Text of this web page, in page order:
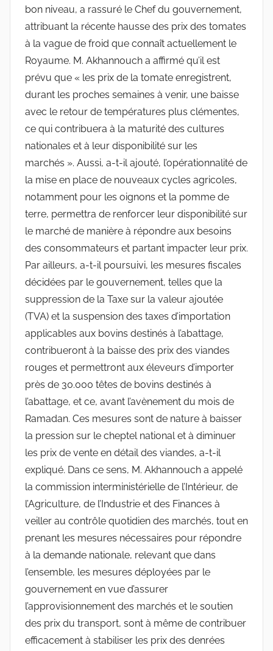
bon niveau, a rassuré le Chef du gouvernement,
attribuant la récente hausse des prix des tomates
à la vague de froid que connaît actuellement le
Royaume. M. Akhannouch a affirmé qu’il est
prévu que « les prix de la tomate enregistrent,
durant les proches semaines à venir, une baisse
avec le retour de températures plus clémentes,
ce qui contribuera à la maturité des cultures
nationales et à leur disponibilité sur les
marchés ». Aussi, a-t-il ajouté, l’opérationnalité de
la mise en place de nouveaux cycles agricoles,
notamment pour les oignons et la pomme de
terre, permettra de renforcer leur disponibilité sur
le marché de manière à répondre aux besoins
des consommateurs et partant impacter leur prix.
Par ailleurs, a-t-il poursuivi, les mesures fiscales
décidées par le gouvernement, telles que la
suppression de la Taxe sur la valeur ajoutée
(TVA) et la suspension des taxes d’importation
applicables aux bovins destinés à l’abattage,
contribueront à la baisse des prix des viandes
rouges et permettront aux éleveurs d’importer
près de 30.000 têtes de bovins destinés à
l’abattage, et ce, avant l’avènement du mois de
Ramadan. Ces mesures sont de nature à baisser
la pression sur le cheptel national et à diminuer
les prix de vente en détail des viandes, a-t-il
expliqué. Dans ce sens, M. Akhannouch a appelé
la commission interministérielle de l’Intérieur, de
l’Agriculture, de l’Industrie et des Finances à
veiller au contrôle quotidien des marchés, tout en
prenant les mesures nécessaires pour répondre
à la demande nationale, relevant que dans
l’ensemble, les mesures déployées par le
gouvernement en vue d’assurer
l’approvisionnement des marchés et le soutien
des prix du transport, sont à même de contribuer
efficacement à stabiliser les prix des denrées